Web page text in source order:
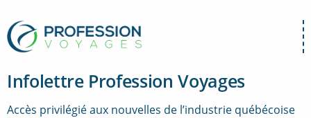
Infolettre Profession Voyages
Accès privilégié aux nouvelles de l’industrie québécoise